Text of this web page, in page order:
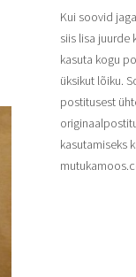
Kui soovid
siis lisa juurde
kasuta kogu
üksikut lõiku.
postitusest
kasutamiseks